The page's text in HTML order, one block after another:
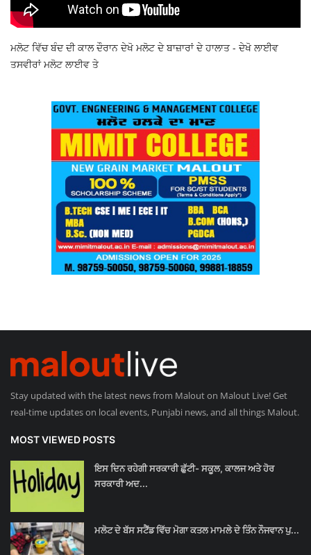
ਮਲੋਟ ਵਿੱਚ ਬੰਦ ਦੀ ਕਾਲ ਦੌਰਾਨ ਦੇਖੋ ਮਲੋਟ ਦੇ ਬਾਜ਼ਾਰਾਂ ਦੇ ਹਾਲਾਤ - ਦੇਖੋ ਲਾਈਵ
ਤਸਵੀਰਾਂ ਮਲੋਟ ਲਾਈਵ ਤੇ
Stay updated with the latest news from Malout on Malout Live! Get
real-time updates on local events, Punjabi news, and all things Malout.
MOST VIEWED POSTS
ਇਸ ਦਿਨ ਰਹੇਗੀ ਸਰਕਾਰੀ ਛੁੱਟੀ- ਸਕੂਲ, ਕਾਲਜ ਅਤੇ ਹੋਰ
ਸਰਕਾਰੀ ਅਦ...
ਮਲੋਟ ਦੇ ਬੱਸ ਸਟੈਂਡ ਵਿੱਚ ਮੋਗਾ ਕਤਲ ਮਾਮਲੇ ਦੇ ਤਿੰਨ ਨੌਜਵਾਨ ਪੁ...